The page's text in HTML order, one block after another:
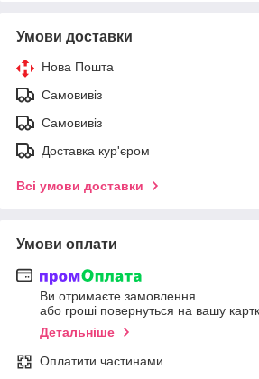
Умови доставки
Нова Пошта
Самовивіз
Самовивіз
Доставка кур'єром
Всі умови доставки
Умови оплати
Ви отримаєте замовлення
або гроші повернуться на вашу
Детальніше
Оплатити частинами